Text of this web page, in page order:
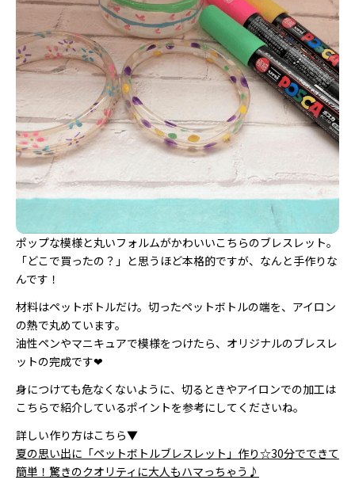
ポップな模様と丸いフォルムがかわいいこちらのブレスレット。
「どこで買ったの？」と思うほど本格的ですが、なんと手作りな
んです！
材料はペットボトルだけ。切ったペットボトルの端を、アイロン
の熱で丸めています。
油性ペンやマニキュアで模様をつけたら、オリジナルのブレスレ
ットの完成です❤︎
身につけても危なくないように、切るときやアイロンでの加工は
こちらで紹介しているポイントを参考にしてくださいね。
詳しい作り方はこちら▼
夏の思い出に「ペットボトルブレスレット」作り☆30分でできて
簡単！驚きのクオリティに大人もハマっちゃう♪